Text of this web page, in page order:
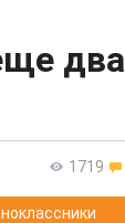
два
1719